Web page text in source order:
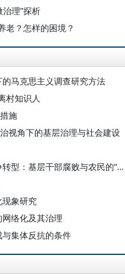
理”探析
老？怎样的困境？
马克思主义调查研究方法
村知识人
施
视角下的基层治理与社会建设
刘晨 李佳盈：网络政治视野下的抗争转型：基层干部腐败与农民的“以网抗争”
象研究
络化及其治理
集体反抗的条件